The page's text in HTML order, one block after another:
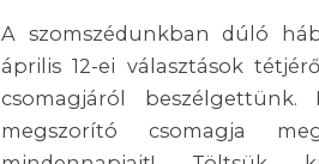
A szomszédunkban dúló
április 12-ei választások
csomagjáról
megszorító csomagja